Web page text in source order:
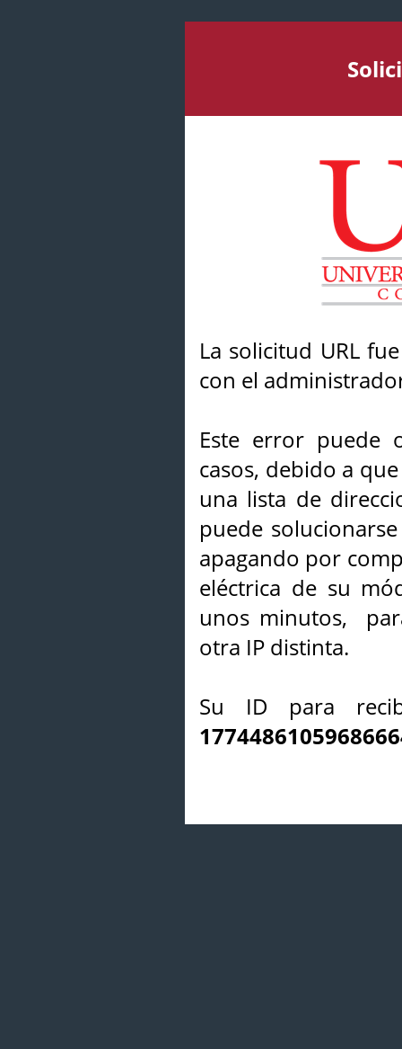
La solicitud URL
con el
Este error puede
casos, debido a
una lista de
puede
apagando por
eléctrica de su
unos minutos,
otra IP distinta.
Su ID para